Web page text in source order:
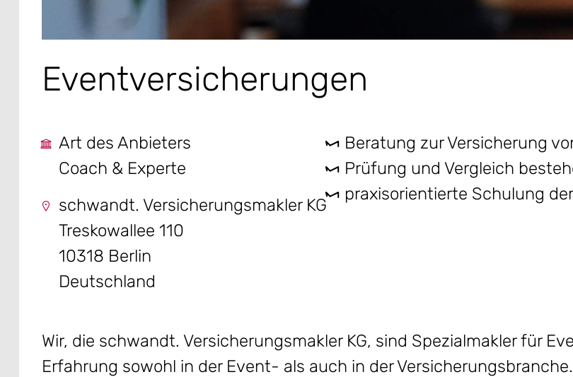
Eventversicherungen
Art des Anbieters
Coach & Experte
schwandt. Versicherungsmakler KG
Treskowallee 110
10318 Berlin
Deutschland
Beratung zur Versicherung
Prüfung und Vergleich
praxisorientierte Schulung
Wir, die schwandt. Versicherungsmakler KG, sind Spezialmakler für
Erfahrung sowohl in der Event- als auch in der